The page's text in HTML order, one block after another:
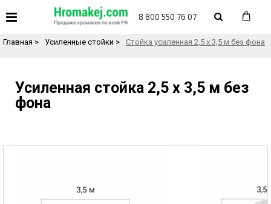
8 800 550 76 07
Назад в каталог товаров
Главная > Усиленные стойки > Стойка усиленная 2,5 х 3,5 м без фона
Усиленная стойка 2,5 х 3,5 м без
фона